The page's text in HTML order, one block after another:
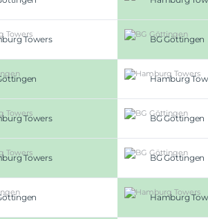
Towers BG Göttingen
Hamburg
Towers BG Göttingen
Towers BG Göttingen
Hamburg